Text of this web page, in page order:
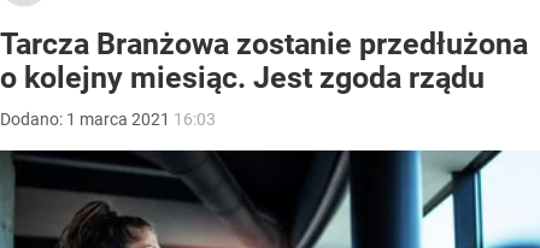
Tarcza Branżowa zostanie przedłużona
o kolejny miesiąc. Jest zgoda rządu
Dodano: 1 marca 2021 16:03